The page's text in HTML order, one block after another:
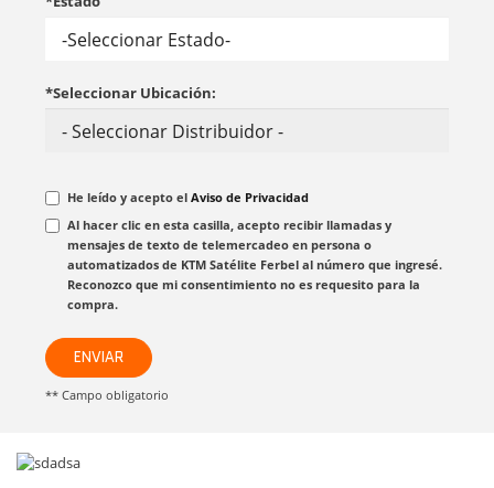
*Seleccionar Ubicación:
He leído y acepto el Aviso de Privacidad
Al hacer clic en esta casilla, acepto recibir llamadas y
mensajes de texto de telemercadeo en persona o
automatizados de KTM Satélite Ferbel al número que ingresé.
Reconozco que mi consentimiento no es requesito para la
compra.
ENVIAR
** Campo obligatorio